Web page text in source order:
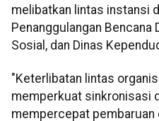
melibatkan lintas instansi
Penanggulangan Bencana
Sosial, dan Dinas
"Keterlibatan lintas
memperkuat sinkronisasi
mempercepat pembaruan